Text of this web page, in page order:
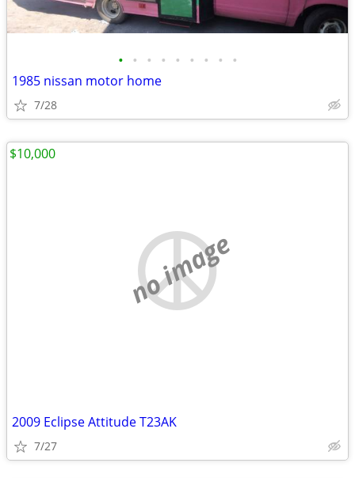
• • • • • • • • •
1985 nissan motor home
7/28
no image
2009 Eclipse Attitude T23AK
7/27
$10,000